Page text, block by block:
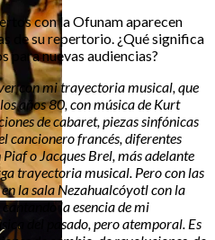
con la Ofunam aparecen
de su repertorio. ¿Qué significa
para nuevas audiencias?
ver con mi trayectoria musical, que
los años 80, con música de Kurt
de cabaret, piezas sinfónicas
cancionero francés, diferentes
Piaf o Jacques Brel, más adelante
trayectoria musical. Pero con las
la sala Nezahualcóyotl con la
la esencia de mi
del pasado, pero atemporal. Es